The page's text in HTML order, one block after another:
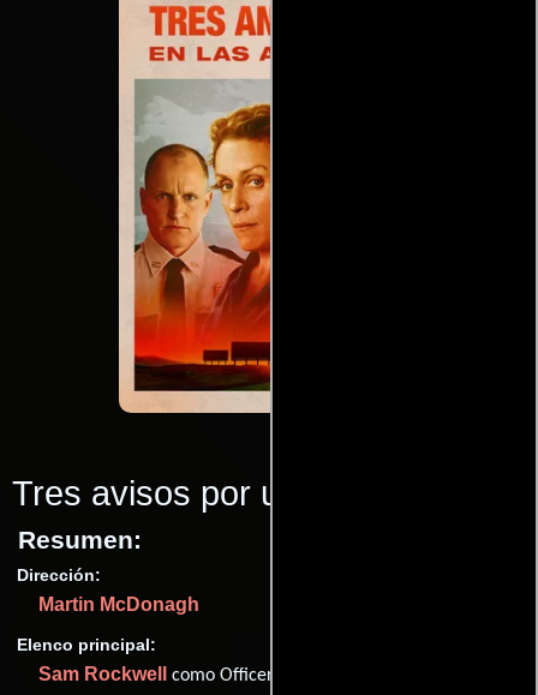
Tres avisos por un crimen
Resumen:
Dirección:
Martin McDonagh
Elenco principal:
Sam Rockwell como Officer Jason Dixon